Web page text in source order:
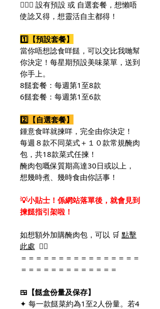
🙆🏻‍♀️ 設有預設 或 自選套餐，想懶唔
使諗又得，想靈活自主都得！
1️⃣【預設套餐】
當你唔想諗食咩餸，可以交比我哋幫
你決定！每星期預設美味菜單，送到
你手上。
8餸套餐：每週第1至8款
6餸套餐：每週第1至6款
2️⃣【自選套餐】
鍾意食咩就揀咩，完全由你決定！
每週８款不同菜式＋１０款常規醃肉
包，共18款菜式任揀！
醃肉包嘅保質期高達30日或以上，
想幾時煮、幾時食由你話事！
💡小貼士！係網站落單後，就會見到
揀餸指引架啦！
如想額外加購醃肉包，可以 🛒 點擊
此處 👈🏻
＝＝＝＝＝＝＝＝＝＝＝＝＝＝＝＝
＝＝＝＝＝＝＝＝＝＝＝＝＝
🍱【餸盒份量及保存】
✦ 每一款餸菜約為1至2人份量。若4